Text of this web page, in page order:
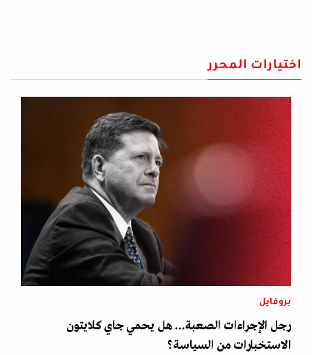
اختيارات المحرر
بروفايل
رجل الإجراءات الصعبة... هل يحمي جاي كلايتون
الاستخبارات من السياسة؟